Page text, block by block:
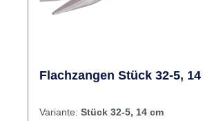
Flachzangen Stück 32-5,
Variante: Stück 32-5, 14 cm